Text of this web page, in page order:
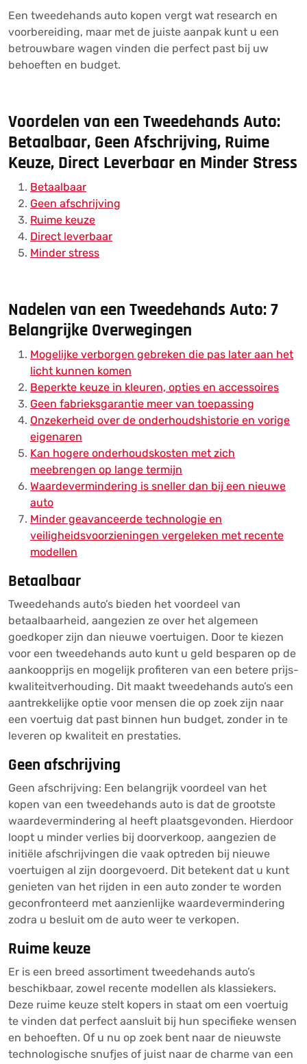
Een tweedehands auto kopen vergt wat research en
voorbereiding, maar met de juiste aanpak kunt u een
betrouwbare wagen vinden die perfect past bij uw
behoeften en budget.
Voordelen van een Tweedehands Auto:
Betaalbaar, Geen Afschrijving, Ruime
Keuze, Direct Leverbaar en Minder Stress
Betaalbaar
Geen afschrijving
Ruime keuze
Direct leverbaar
Minder stress
Nadelen van een Tweedehands Auto: 7
Belangrijke Overwegingen
Mogelijke verborgen gebreken die pas later aan het
licht kunnen komen
Beperkte keuze in kleuren, opties en accessoires
Geen fabrieksgarantie meer van toepassing
Onzekerheid over de onderhoudshistorie en vorige
eigenaren
Kan hogere onderhoudskosten met zich
meebrengen op lange termijn
Waardevermindering is sneller dan bij een nieuwe
auto
Minder geavanceerde technologie en
veiligheidsvoorzieningen vergeleken met recente
modellen
Betaalbaar
Tweedehands auto’s bieden het voordeel van
betaalbaarheid, aangezien ze over het algemeen
goedkoper zijn dan nieuwe voertuigen. Door te kiezen
voor een tweedehands auto kunt u geld besparen op de
aankoopprijs en mogelijk profiteren van een betere prijs-
kwaliteitverhouding. Dit maakt tweedehands auto’s een
aantrekkelijke optie voor mensen die op zoek zijn naar
een voertuig dat past binnen hun budget, zonder in te
leveren op kwaliteit en prestaties.
Geen afschrijving
Geen afschrijving: Een belangrijk voordeel van het
kopen van een tweedehands auto is dat de grootste
waardevermindering al heeft plaatsgevonden. Hierdoor
loopt u minder verlies bij doorverkoop, aangezien de
initiële afschrijvingen die vaak optreden bij nieuwe
voertuigen al zijn doorgevoerd. Dit betekent dat u kunt
genieten van het rijden in een auto zonder te worden
geconfronteerd met aanzienlijke waardevermindering
zodra u besluit om de auto weer te verkopen.
Ruime keuze
Er is een breed assortiment tweedehands auto’s
beschikbaar, zowel recente modellen als klassiekers.
Deze ruime keuze stelt kopers in staat om een voertuig
te vinden dat perfect aansluit bij hun specifieke wensen
en behoeften. Of u nu op zoek bent naar de nieuwste
technologische snufjes of juist naar de charme van een